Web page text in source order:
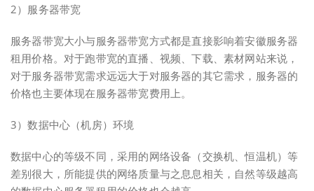
2）服务器带宽
服务器带宽大小与服务器带宽方式都是直接影响着安徽服务器
租用价格。对于跑带宽的直播、视频、下载、素材网站来说，
对于服务器带宽需求远远大于对服务器的其它需求，服务器的
价格也主要体现在服务器带宽费用上。
3）数据中心（机房）环境
数据中心的等级不同，采用的网络设备（交换机、恒温机）等
差别很大，所能提供的网络质量与之息息相关，自然等级越高